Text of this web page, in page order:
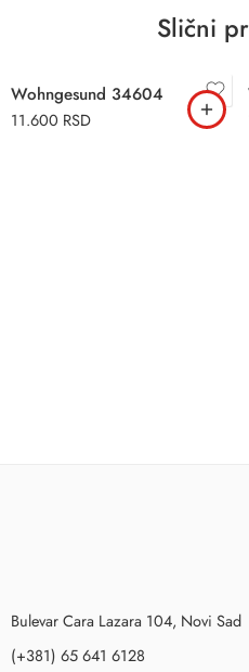
Slični
Wohngesund 34604
11.600 RSD
Bulevar Cara Lazara 104, Novi Sad
(+381) 65 641 6128